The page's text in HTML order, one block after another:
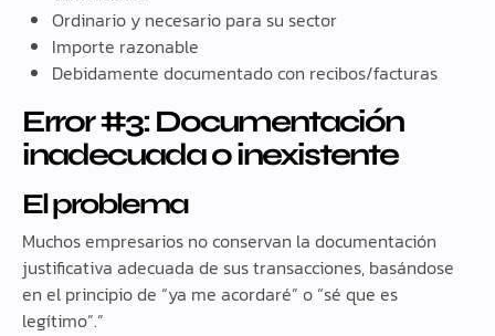
Ordinario y necesario para su sector
Importe razonable
Debidamente documentado con recibos/facturas
Error #3: Documentación
inadecuada o inexistente
El problema
Muchos empresarios no conservan la documentación
justificativa adecuada de sus transacciones, basándose
en el principio de “ya me acordaré” o “sé que es
legítimo”.”